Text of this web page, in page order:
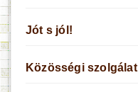
Jót s jól!
Közösségi szolgálat